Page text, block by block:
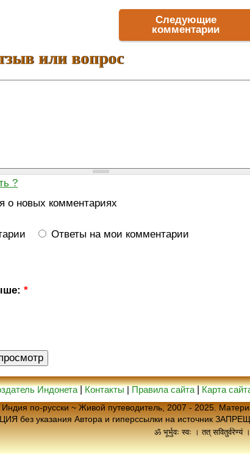
Следующие
комментарии
или вопрос
?
о новых комментариях
Ответы на мои комментарии
*
Индонета|Контакты|Правила сайта|Карта
по-русски ~ Живой путеводитель, 2007 - 2025.
без указания Автора и гиперссылки на источник
ॐ भूर्भुवः स्वः । तत् सवितुर्वरेण्यं